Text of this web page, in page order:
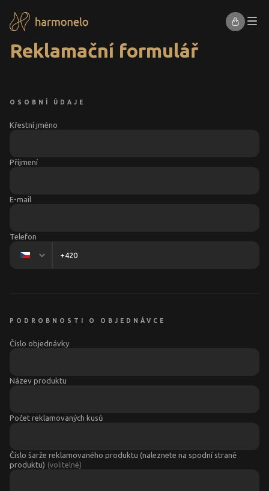
Reklamační formulář
OSOBNÍ ÚDAJE
Křestní jméno
Příjmení
E-mail
Telefon
PODROBNOSTI O OBJEDNÁVCE
Číslo objednávky
Název produktu
Počet reklamovaných kusů
Číslo šarže reklamovaného produktu (naleznete na spodní straně
produktu) (volitelné)